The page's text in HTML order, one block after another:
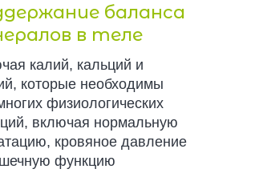
баланса
в теле
калий, кальций и
которые необходимы
физиологических
включая нормальную
кровяное давление
функцию